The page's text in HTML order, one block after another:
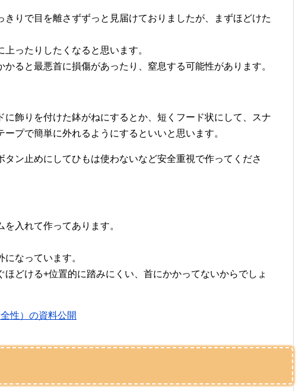
きりで目を離さずずっと見届けておりましたが、まずほどけた
ったりしたくなると思います。
ると最悪首に損傷があったり、窒息する可能性があります。
に飾りを付けた鉢がねにするとか、短くフード状にして、スナ
プで簡単に外れるようにするといいと思います。
タン止めにしてひもは使わないなど安全重視で作ってくださ
入れて作ってあります。
なっています。
どける+位置的に踏みにくい、首にかかってないからでしょ
性）の資料公開